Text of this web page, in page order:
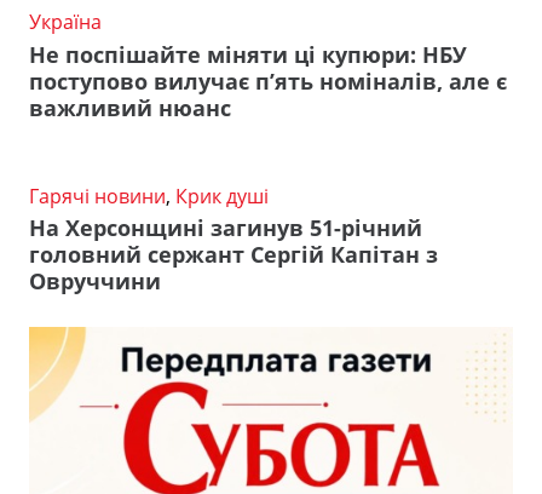
Україна
Не поспішайте міняти ці купюри: НБУ
поступово вилучає п’ять номіналів, але є
важливий нюанс
Гарячі новини, Крик душі
На Херсонщині загинув 51-річний
головний сержант Сергій Капітан з
Овруччини